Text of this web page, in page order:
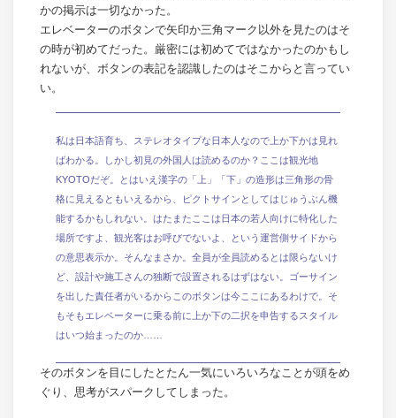
かの掲示は一切なかった。
エレベーターのボタンで矢印か三角マーク以外を見たのはそ
の時が初めてだった。厳密には初めてではなかったのかもし
れないが、ボタンの表記を認識したのはそこからと言ってい
い。
私は日本語育ち、ステレオタイプな日本人なので上か下かは見れ
ばわかる。しかし初見の外国人は読めるのか？ここは観光地
KYOTOだぞ。とはいえ漢字の「上」「下」の造形は三角形の骨
格に見えるともいえるから、ピクトサインとしてはじゅうぶん機
能するかもしれない。はたまたここは日本の若人向けに特化した
場所ですよ、観光客はお呼びでないよ、という運営側サイドから
の意思表示か。そんなまさか。全員が全員読めるとは限らないけ
ど、設計や施工さんの独断で設置されるはずはない。ゴーサイン
を出した責任者がいるからこのボタンは今ここにあるわけで。そ
もそもエレベーターに乗る前に上か下の二択を申告するスタイル
はいつ始まったのか……
そのボタンを目にしたとたん一気にいろいろなことが頭をめ
ぐり、思考がスパークしてしまった。